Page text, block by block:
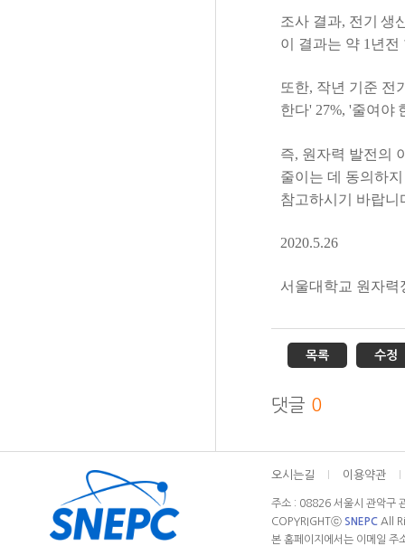
조사 결과, 전기 생
이
결과는 약 1 년전
또한, 작년 기준 전
한다' 27%, '줄여야
즉, 원자력 발전의
줄이는 데
동의하지
참고하시기
바랍니
2020.5.26
서울대학교 원자력
목록 수정
댓글 0
오시는길 이용약관
주소 : 08826 서울시 관악구
COPYRIGHTⓒ SNEPC All
본 홈페이지에서는 이메일 주